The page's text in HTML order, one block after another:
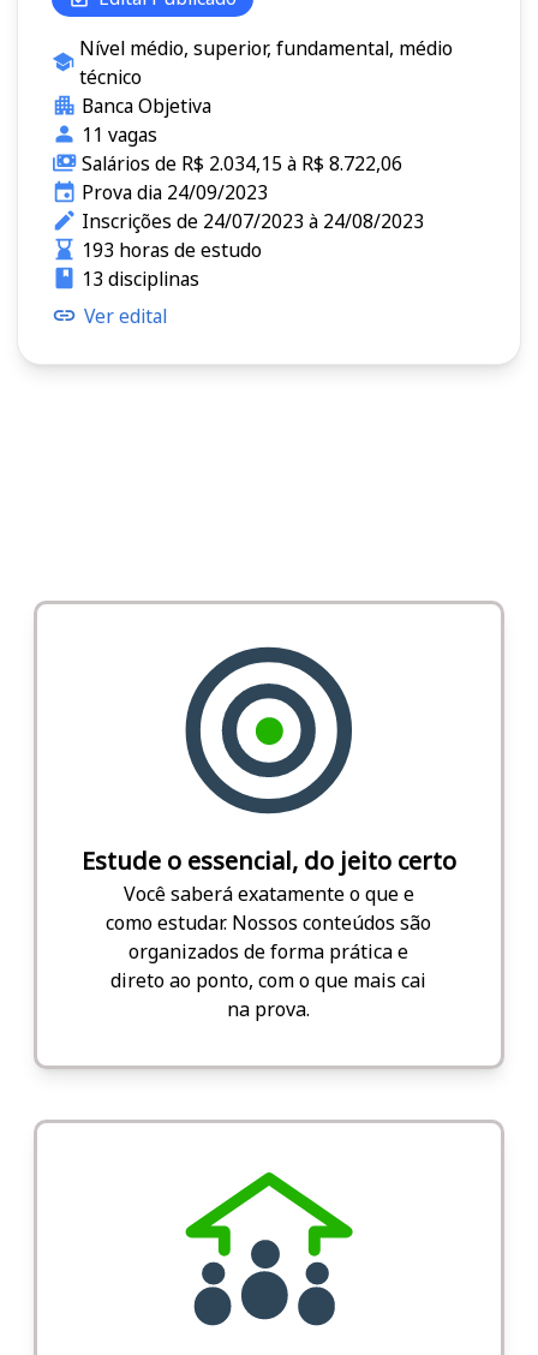
Nível médio, superior, fundamental, médio
técnico
Banca Objetiva
11 vagas
Salários de R$ 2.034,15 à R$ 8.722,06
Prova dia 24/09/2023
Inscrições de 24/07/2023 à 24/08/2023
193 horas de estudo
13 disciplinas
Ver edital
Estude o essencial, do jeito certo
Você saberá exatamente o que e
como estudar. Nossos conteúdos são
organizados de forma prática e
direto ao ponto, com o que mais cai
na prova.